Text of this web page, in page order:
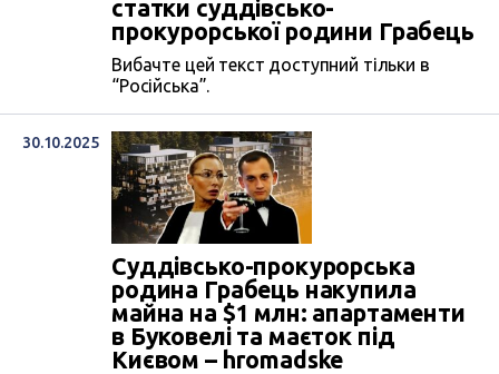
статки суддівсько-
прокурорської родини Грабець
Вибачте цей текст доступний тільки в
“Російська”.
30.10.2025
Суддівсько-прокурорська
родина Грабець накупила
майна на $1 млн: апартаменти
в Буковелі та маєток під
Києвом – hromadske